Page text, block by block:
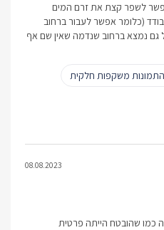
לשפר קצת את זרם המים
(כלומר אפשר לעבור ברחוב
נמצא ברחוב שנדמה שאין שם אף
התמונות משקפות חלקית
08.08.2023
כמו שהובטח הייתה פרטית